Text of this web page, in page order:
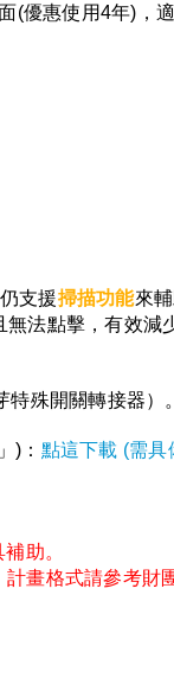
(優惠使用4年)，
支援掃描功能來
法點擊，有效
殊開關轉接器）。
)： 點這下載 (需
助。
畫格式請參考財